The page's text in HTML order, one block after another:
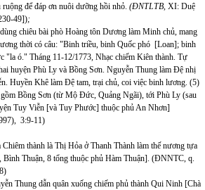
để đáp ơn nuôi dưỡng hồi nhỏ. (ĐNTLTB, XI: Duệ
49]);
chiêu bài phò Hoàng tôn Dương làm Minh chủ, mang
thời có câu: "Binh triều, binh Quốc phó [Loan]; binh
"la ó." Tháng 11-12/1773, Nhạc chiếm Kiên thành. Tự
huyện Phù Ly và Bồng Sơn. Nguyễn Thung làm Đệ nhị
Huyền Khê làm Đệ tam, trại chủ, coi việc binh lương. (5)
Bồng Sơn (từ Mộ Đức, Quảng Ngãi), tới Phù Ly (sau
Tuy Viễn [và Tuy Phước] thuộc phủ An Nhơn]
3:9-11)
thành là Thị Hỏa ở Thanh Thành làm thế nương tựa
Bình Thuận, 8 tổng thuộc phủ Hàm Thuận]. (ĐNNTC, q.
Thung dẫn quân xuống chiếm phủ thành Qui Ninh [Chà